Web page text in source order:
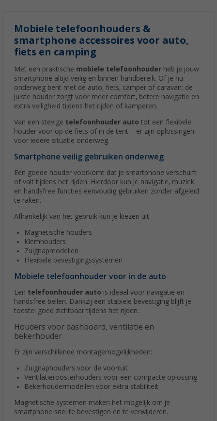
Mobiele telefoonhouders &
smartphone accessoires voor auto,
fiets en camping
Met een praktische mobiele telefoonhouder heb je jouw
smartphone altijd veilig en binnen handbereik. Of je nu
onderweg bent met de auto, fiets, camper of caravan: de
juiste houder zorgt voor meer comfort, betere navigatie en
extra veiligheid tijdens het rijden of kamperen.
Van een stevige telefoonhouder auto tot een flexibele
houder voor op de fiets of in de tent – er zijn oplossingen
voor iedere situatie onderweg.
Smartphone veilig gebruiken onderweg
Een goede houder voorkomt dat je smartphone verschuift
of valt tijdens het rijden. Hierdoor kun je navigatie, muziek
en handsfree functies eenvoudig gebruiken zonder afgeleid
te raken.
Afhankelijk van het gebruik kun je kiezen uit:
Magnetische houders
Klemhouders
Zuignapmodellen
Flexibele bevestigingssystemen
Mobiele telefoonhouder voor in de auto
Een telefoonhouder auto is ideaal voor navigatie en
handsfree bellen. Dankzij een stabiele bevestiging blijft je
toestel goed zichtbaar tijdens het rijden.
Houders voor dashboard, ventilatie en
bekerhouder
Er zijn verschillende montagemogelijkheden:
Zuignaphouders voor de voorruit
Ventilatieroosterhouders voor een compacte oplossing
Bekerhoudermodellen voor extra stabiliteit
Magnetische systemen maken het mogelijk om je
smartphone snel te bevestigen en te verwijderen.